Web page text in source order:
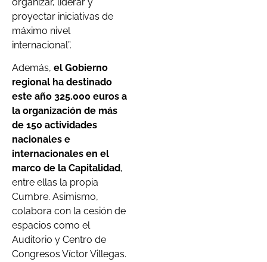
proyectar iniciativas de
máximo nivel
internacional”.
Además, el Gobierno
regional ha destinado
este año 325.000 euros a
la organización de más
de 150 actividades
nacionales e
internacionales en el
marco de la Capitalidad,
entre ellas la propia
Cumbre. Asimismo,
colabora con la cesión de
espacios como el
Auditorio y Centro de
Congresos Víctor Villegas.